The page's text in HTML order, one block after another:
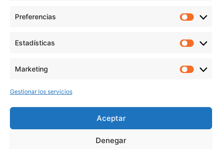
Preferencias
Estadísticas
Marketing
Gestionar los servicios
Aceptar
Denegar
veronicaruiz.es
está bajo
NoComercial 4.0 Internacional
MÁS NOVEDADES EN MIS REDES